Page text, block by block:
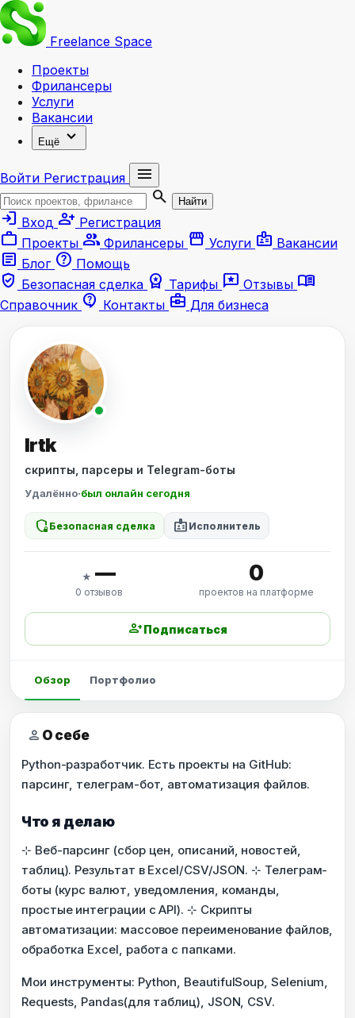
Freelance Space
Проекты
Фрилансеры
Услуги
Вакансии
Ещё expand_more
Войти Регистрация
menu
search
Найти
login Вход person_add Регистрация
work Проекты group Фрилансеры storefront Услуги badge Вакансии
article Блог help Помощь
verified_user Безопасная сделка workspace_premium Тарифы reviews Отзывы menu_book
Справочник contact_support Контакты business_center Для бизнеса
Irtk
скрипты, парсеры и Telegram-боты
Удалённо·был онлайн сегодня
shield_locked Безопасная сделка badge Исполнитель
★ —
0 отзывов
0
проектов на платформе
person_addПодписаться
Обзор Портфолио
person О себе
Python-разработчик. Есть проекты на GitHub:
парсинг, телеграм-бот, автоматизация файлов.
Что я делаю
⊹ Веб-парсинг (сбор цен, описаний, новостей,
таблиц). Результат в Excel/CSV/JSON. ⊹ Телеграм-
боты (курс валют, уведомления, команды,
простые интеграции с API). ⊹ Скрипты
автоматизации: массовое переименование файлов,
обработка Excel, работа с папками.
Мои инструменты: Python, BeautifulSoup, Selenium,
Requests, Pandas(для таблиц), JSON, CSV.